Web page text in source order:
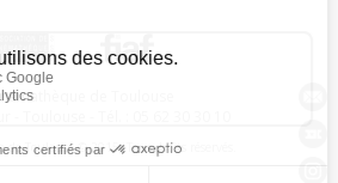
de Toulouse
de Toulouse © 2015. Tous droits réservés.